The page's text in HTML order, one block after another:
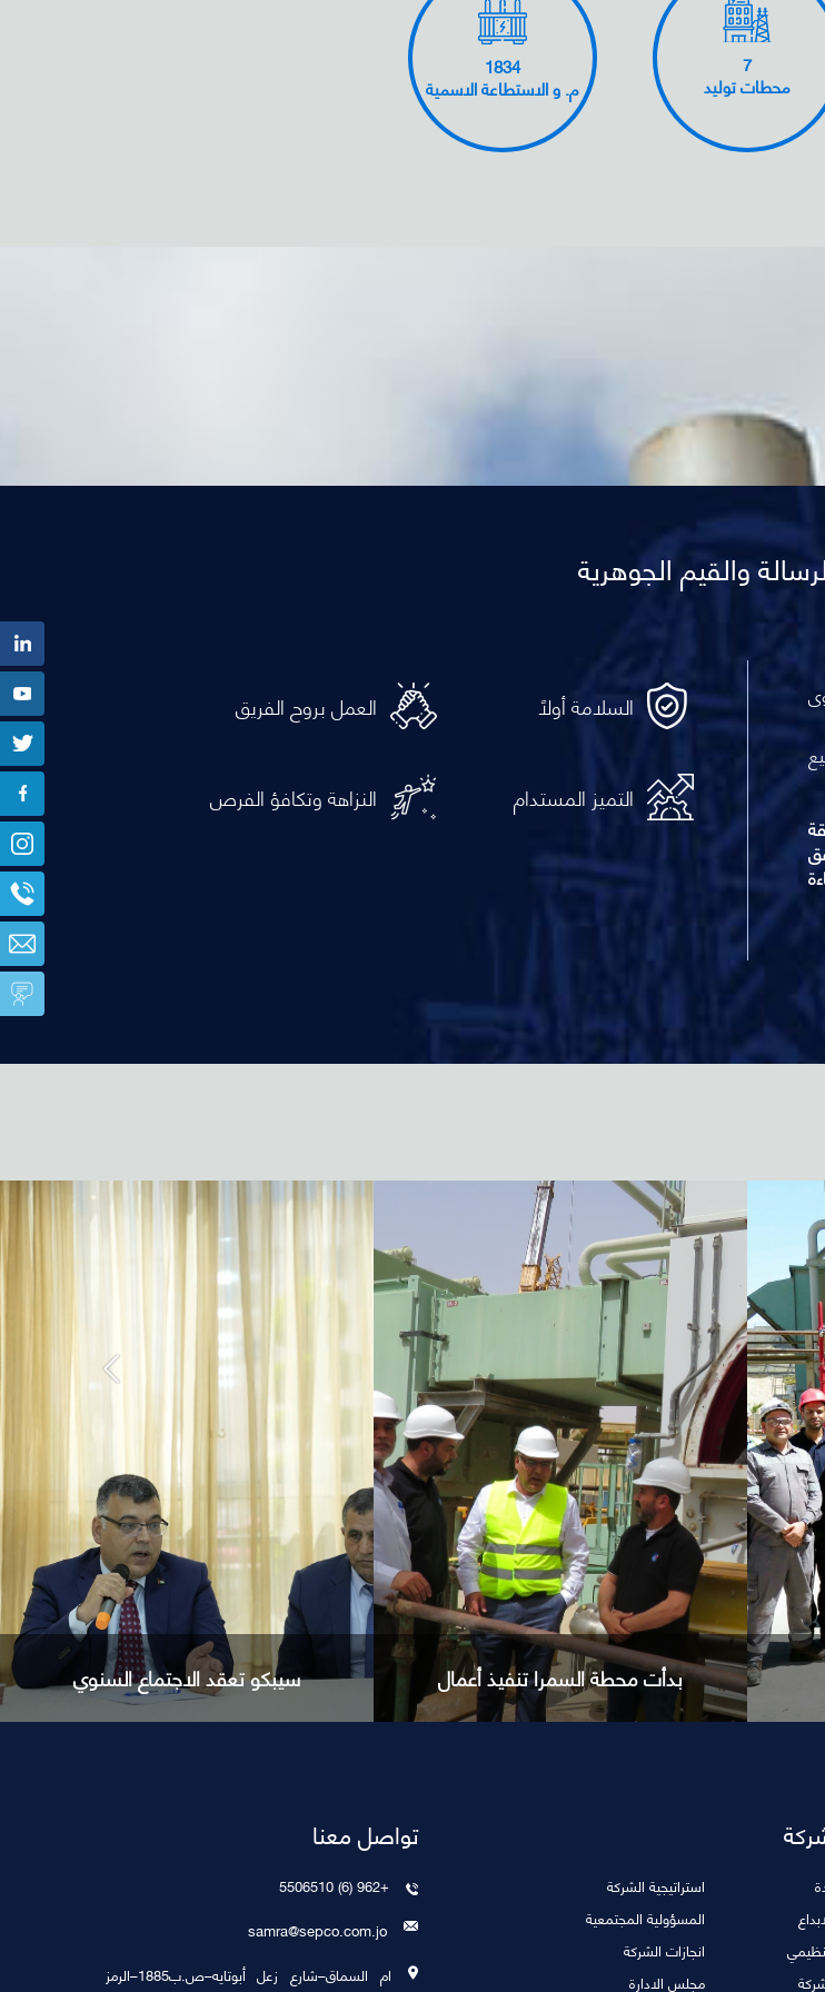
7
محطات توليد
1834
م. و الاستطاعة الاسمية
والقيم الجوهرية
السلامة أولاً العمل بروح الفريق
التميز المستدام النزاهة وتكافؤ الفرص
سيبكو تعقد الاجتماع السنوي
سيبكو تعقد الاجتماع السنوي
ضمن مبادرات المسؤولية
المجتمعية
ضمن مبادرات المسؤولية
استراتيجية الشركة
المسؤولية المجتمعية
انجازات الشركة
مجلس الادارة
تواصل معنا
+962 (6) 5506510
samra@sepco.com.jo
ام السماق–شارع زعل أبوتايه–ص.ب1885–الرمز